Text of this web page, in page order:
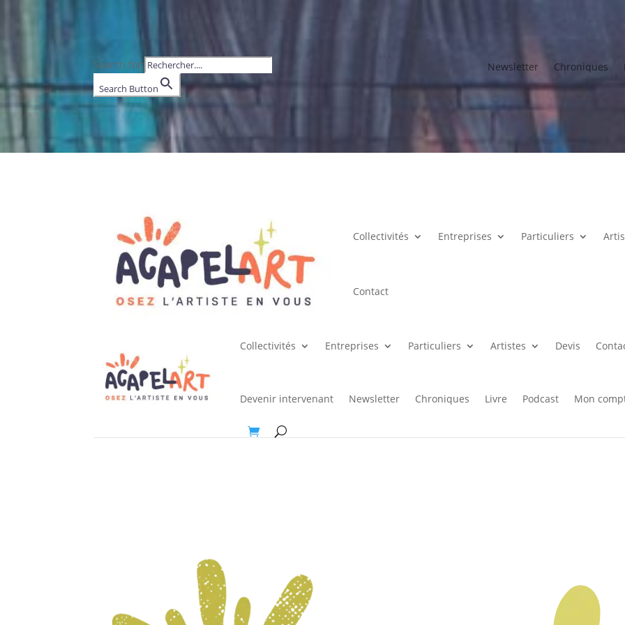
Search for:
Search Button
Newsletter Chroniques
Collectivités Entreprises Particuliers
Contact
Collectivités Entreprises Particuliers Artistes Devis
Devenir intervenant Newsletter Chroniques Livre Podcast Mon